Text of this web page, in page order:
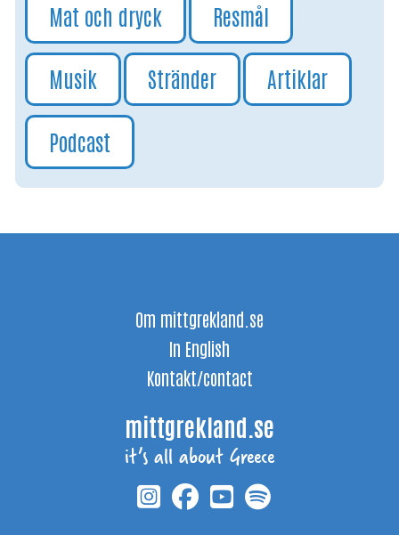
Mat och dryck Resmål
Musik Stränder Artiklar
Podcast
Om mittgrekland.se
In English
Kontakt/contact
mittgrekland.se
it’s all about Greece